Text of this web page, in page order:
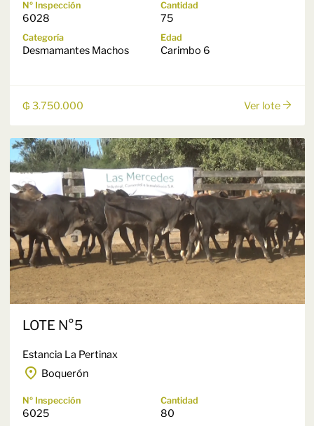
Nº Inspección
6028
Cantidad
75
Categoría
Desmamantes Machos
Edad
Carimbo 6
₲ 3.750.000 Ver lote
LOTE N°5
Estancia La Pertinax
Boquerón
Nº Inspección
6025
Cantidad
80